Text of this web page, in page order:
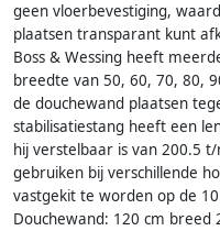
geen vloerbevestiging,
plaatsen transparant kunt
Boss & Wessing heeft
breedte van 50, 60, 70, 80,
de douchewand plaatsen
stabilisatiestang heeft een
hij verstelbaar is van 200.5
gebruiken bij verschillende
vastgekit te worden op de
Douchewand: 120 cm